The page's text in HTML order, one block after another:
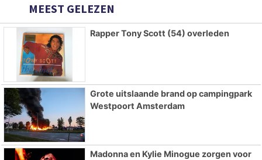
MEEST GELEZEN
Rapper Tony Scott (54) overleden
Grote uitslaande brand op campingpark
Westpoort Amsterdam
Madonna en Kylie Minogue zorgen voor